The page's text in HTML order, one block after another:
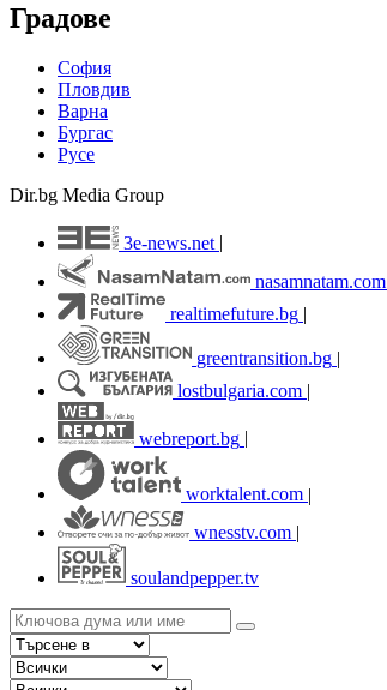
Градове
София
Пловдив
Варна
Бургас
Русе
Dir.bg Media Group
3e-news.net
nasamnatam.com
realtimefuture.bg |
greentransition.bg |
lostbulgaria.com |
webreport.bg
worktalent.com |
wnesstv.com |
soulandpepper.tv